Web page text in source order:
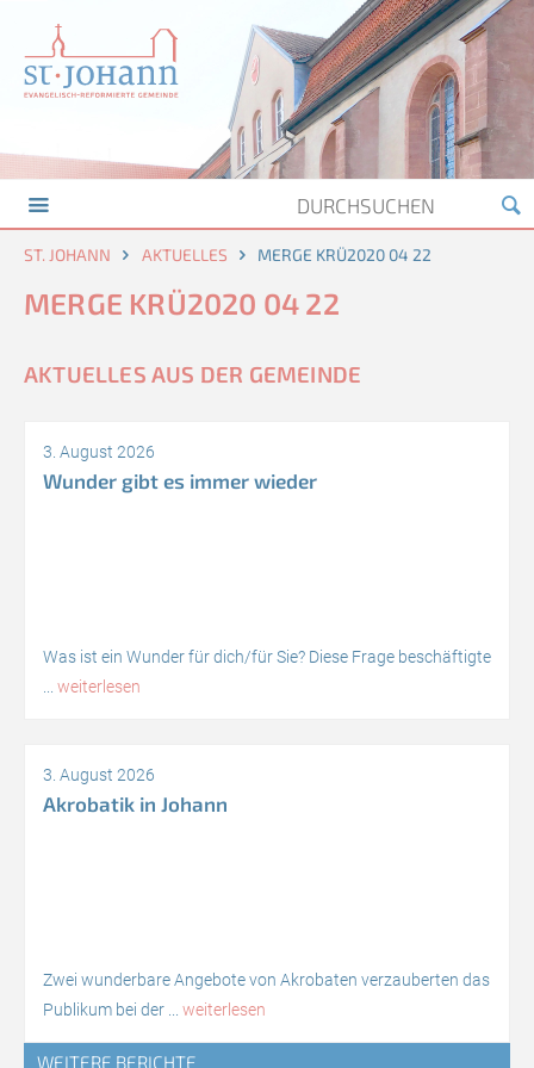
ST. JOHANN AKTUELLES MERGE KRÜ2020 04 22
MERGE KRÜ2020 04 22
AKTUELLES AUS DER GEMEINDE
3. August 2026
Wunder gibt es immer wieder
Was ist ein Wunder für dich/für Sie? Diese Frage beschäftigte
weiterlesen
3. August 2026
Akrobatik in Johann
Zwei wunderbare Angebote von Akrobaten verzauberten das
Publikum bei der ... weiterlesen
WEITERE BERICHTE